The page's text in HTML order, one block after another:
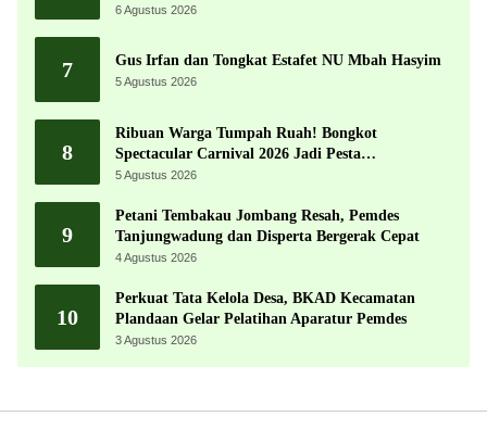
6 Agustus 2026
7 Gus Irfan dan Tongkat Estafet NU Mbah Hasyim
5 Agustus 2026
8
Ribuan Warga Tumpah Ruah! Bongkot
Spectacular Carnival 2026 Jadi Pesta
Kemerdekaan Terbesar di Peterongan
5 Agustus 2026
9
Petani Tembakau Jombang Resah, Pemdes
Tanjungwadung dan Disperta Bergerak Cepat
4 Agustus 2026
10
Perkuat Tata Kelola Desa, BKAD Kecamatan
Plandaan Gelar Pelatihan Aparatur Pemdes
3 Agustus 2026